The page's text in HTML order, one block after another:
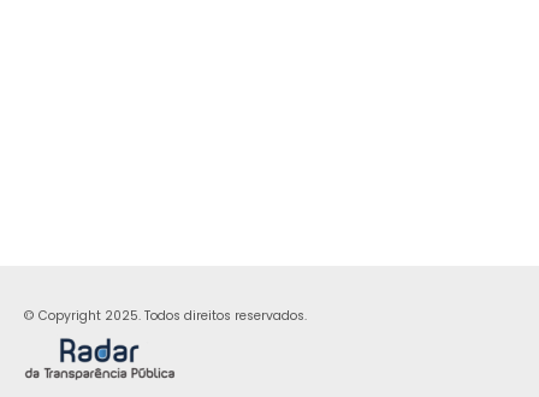
© Copyright 2025. Todos direitos reservados.